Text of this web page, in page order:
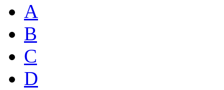
A
B
C
D